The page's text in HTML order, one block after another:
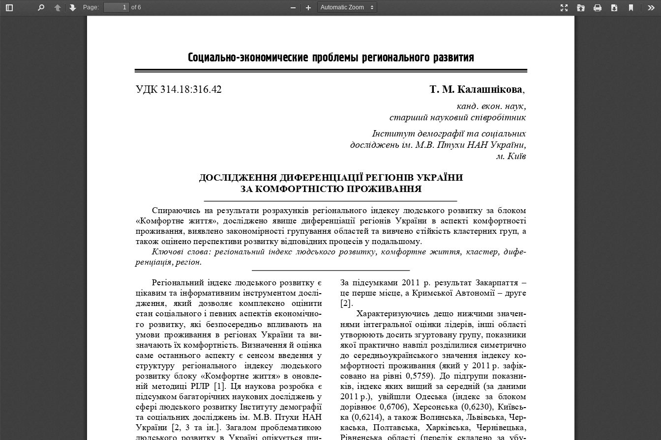
Toggle
PreviousNext
Page:
of 6
Presentation
Open Print Download
Current
Zoom
Zoom
Социально-экономические проблемы регионального развития
УДК 314.18:316.42 Т. М. Калашнікова
канд екон. наук,
старший науковий співробітник
Інститут демографії та соціальних
досліджень ім М.В. Птухи НАН України,
м. Київ
ДОСЛІДЖЕННЯ ДИФЕРЕНЦІАЦІЇ РЕГІОНІВ УКРАЇНИ
ЗА КОМФОРТНІСТЮ ПРОЖИВАННЯ
Спираючись на результати розрахунків регіонального індексу людського розвитку за блоком
«Комфортне життя», досліджено явище диференціації регіонів України в аспекті комфортності
проживання виявлено закономірності групування областей та вивчено стійкість кластерних груп, а
також оцінено перспективи розвитку відповідних процесів у подальшому.
Ключові слова: регіональний індекс людського розвитку, комфортне життя, кластер, дифе-
ренціація регіон.
Регіональний індекс людського розвитку є
цікавим та інформативним інструментом дослі-
дження, який дозволяє комплексно
оцінити
стан соціального і певних аспектів економічно-
го розвитку, які безпосередньо впливають на
умови проживання в регіонах України та ви-
значають їх комфортність. Визначення й оцінка
саме останнього аспекту є сенсом введення у
структуру
регіонального індексу
людського
розвитку блоку «Комфортне життя» в оновле-
ній методиці РІЛР
  [1].
Ця наукова розробка є
підсумком багаторічних наукових досліджень у
сфері людського розвитку Інституту демографії
та соціальних досліджень ім М. В Птухи НАН
України
  [2,  3
та ін.]. Загалом проблематикою
людського розвитку в Україні опікується ши-
За підсумками
  2011
р. результат Закарпаття
  –
це перше місце, а Кримської Автономії – друге
[2].
Характеризуючись дещо нижчими значен-
нями інтегральної оцінки лідерів, інші області
утворюють досить згуртовану групу, показники
якої практично навпіл розділилися симетрично
до середньоукраїнського значення індексу ко-
мфортності проживання (який у
  2011
р зафік-
совано на рівні
  0,5759).
До підгрупи показни-
ків індекс яких вищий за середній (за даними
2011 р .), увійшли Одеська (індекс за блоком
дорівнює
  0,6706),
Херсонська
  (0,6230),
Київсь-
ка (0,6214), а також Волинська Львівська Чер-
каська, Полтавська, Харківська, Чернівецька,
Рівненська області (перелік складено за убу-